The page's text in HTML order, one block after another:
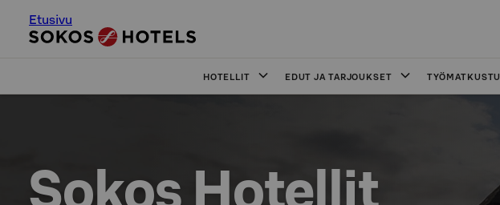
Etusivu
HOTELLIT EDUT JA TARJOUKSET
Sokos Hotellit